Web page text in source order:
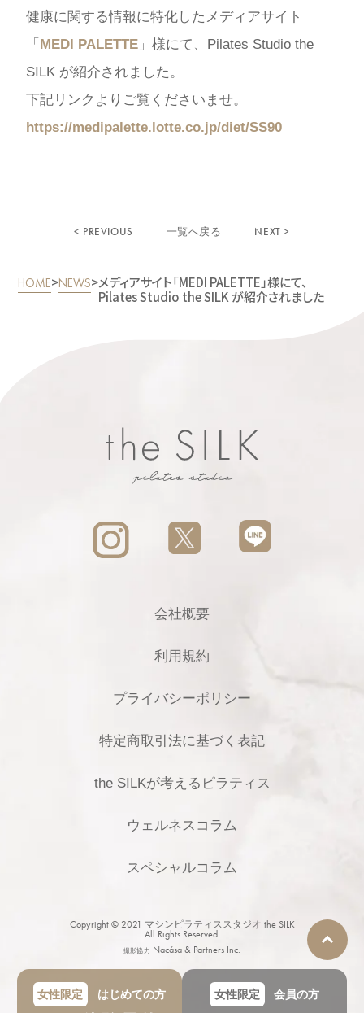
健康に関する情報に特化したメディアサイト
「 MEDI PALETTE 」様にて、Pilates Studio the
SILK が紹介されました。
下記リンクよりご覧くださいませ。
https://medipalette.lotte.co.jp/diet/SS90
< PREVIOUS 一覧へ戻る NEXT >
HOME>NEWS>メディアサイト「MEDI PALETTE」様にて、
Pilates Studio the SILK が紹介されました
会社概要
利用規約
プライバシーポリシー
特定商取引法に基づく表記
the SILKが考えるピラティス
ウェルネスコラム
スペシャルコラム
Copyright © 2021 マシンピラティススタジオ the SILK
All Rights Reserved.
撮影協力 Nacása & Partners Inc.
女性限定 はじめての方 女性限定 会員の方